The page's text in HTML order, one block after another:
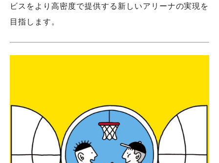
ビスをより高密度で提供する新しいアリーナの実現を
目指します。